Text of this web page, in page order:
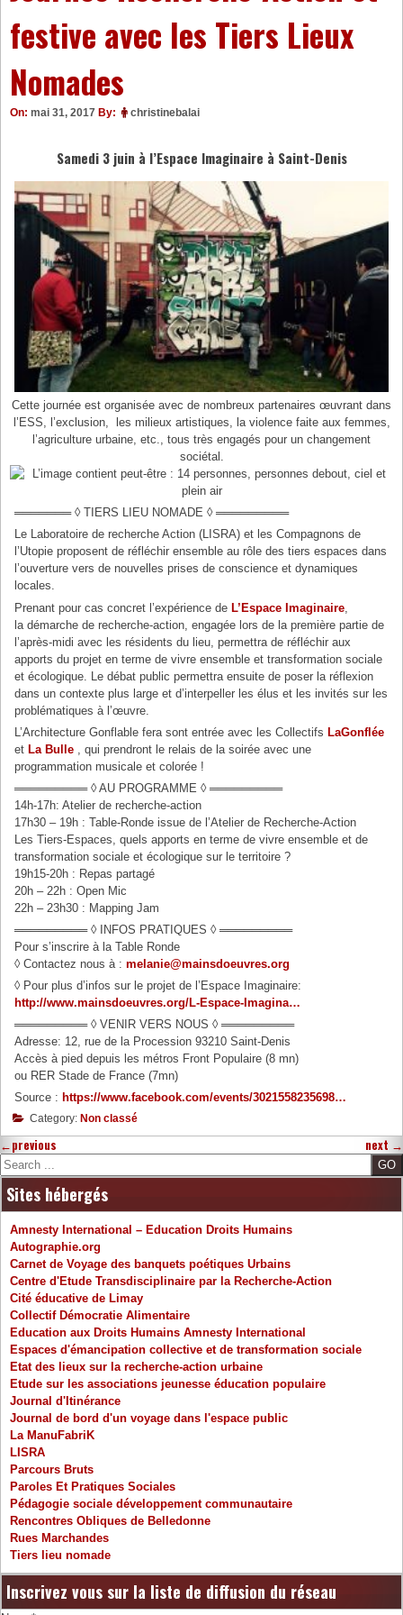
festive avec les Tiers Lieux
Nomades
On: mai 31, 2017 By: christinebalai
Samedi 3 juin à l’Espace Imaginaire à Saint-Denis
Cette journée est organisée avec de nombreux partenaires œuvrant dans
l’ESS, l’exclusion, les milieux artistiques, la violence faite aux femmes,
l’agriculture urbaine, etc., tous très engagés pour un changement
sociétal.
═══════ ◊ TIERS LIEU NOMADE ◊ ═════════
Le Laboratoire de recherche Action (LISRA) et les Compagnons de
l’Utopie proposent de réfléchir ensemble au rôle des tiers espaces dans
l’ouverture vers de nouvelles prises de conscience et dynamiques
locales.
Prenant pour cas concret l’expérience deL’Espace Imaginaire
la démarche de recherche-action, engagée lors de la première partie de
l’après-midi avec les résidents du lieu, permettra de réfléchir aux
apports du projet en terme de vivre ensemble et transformation sociale
et écologique. Le débat public permettra ensuite de poser la réflexion
dans un contexte plus large et d’interpeller les élus et les invités sur les
problématiques à l’œuvre.
L’Architecture Gonflable fera sont entrée avec les CollectifsLaGonflée
etLa Bulle , qui prendront le relais de la soirée avec une
programmation musicale et colorée !
═════════ ◊ AU PROGRAMME ◊ ═════════
14h-17h: Atelier de recherche-action
17h30 – 19h : Table-Ronde issue de l’Atelier de Recherche-Action
Les Tiers-Espaces, quels apports en terme de vivre ensemble et de
transformation sociale et écologique sur le territoire ?
19h15-20h : Repas partagé
20h – 22h : Open Mic
22h – 23h30 : Mapping Jam
═════════ ◊ INFOS PRATIQUES ◊ ═════════
Pour s’inscrire à la Table Ronde
◊ Contactez nous à :melanie@mainsdoeuvres.org
◊ Pour plus d’infos sur le projet de l’Espace Imaginaire:
http://www.mainsdoeuvres.org/L-Espace-Imagina…
═════════ ◊ VENIR VERS NOUS ◊ ═════════
Adresse: 12, rue de la Procession 93210 Saint-Denis
Accès à pied depuis les métros Front Populaire (8 mn)
ou RER Stade de France (7mn)
Source : https://www.facebook.com/events/3021558235698…
Category: Non classé
←previous next →
Search
Sites hébergés
Amnesty International – Education Droits Humains
Autographie.org
Carnet de Voyage des banquets poétiques Urbains
Centre d'Etude Transdisciplinaire par la Recherche-Action
Cité éducative de Limay
Collectif Démocratie Alimentaire
Education aux Droits Humains Amnesty International
Espaces d'émancipation collective et de transformation sociale
Etat des lieux sur la recherche-action urbaine
Etude sur les associations jeunesse éducation populaire
Journal d'Itinérance
Journal de bord d'un voyage dans l'espace public
La ManuFabriK
LISRA
Parcours Bruts
Paroles Et Pratiques Sociales
Pédagogie sociale développement communautaire
Rencontres Obliques de Belledonne
Rues Marchandes
Tiers lieu nomade
Inscrivez vous sur la liste de diffusion du réseau